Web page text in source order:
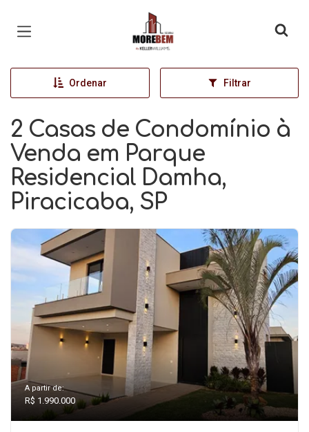
Página inicial
Ordenar Filtrar
2 Casas de Condomínio à
Venda em Parque
Residencial Damha,
Piracicaba, SP
A partir de:
R$ 1.990.000